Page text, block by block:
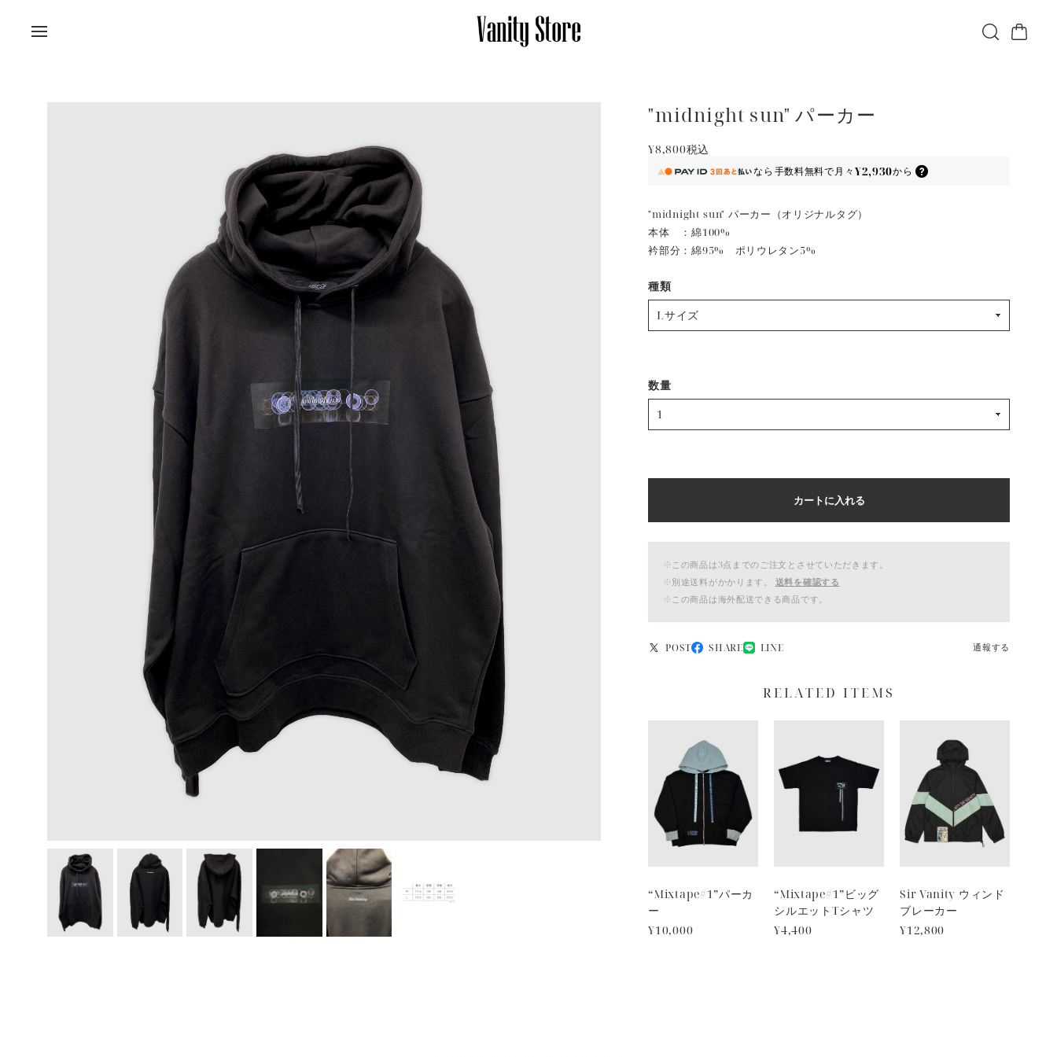
"midnight sun" パーカー
¥8,800税込
なら 手数料無料で月々¥2,930から
"midnight sun" パーカー（オリジナルタグ）
本体 ：綿100%
衿部分：綿95% ポリウレタン5%
種類
数量
カートに入れる
※この商品は3点までのご注文とさせていただきます。
※別途送料がかかります。
送料を確認する
※この商品は海外配送できる商品です。
POST SHARE LINE 通報する
RELATED ITEMS
“Mixtape#1”パーカ
ー
¥10,000
“Mixtape#1”ビッグ
シルエットTシャツ
¥4,400
Sir Vanity ウィンド
ブレーカー
¥12,800